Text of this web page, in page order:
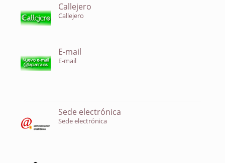
Callejero
Callejero
E-mail
E-mail
Sede electrónica
Sede electrónica